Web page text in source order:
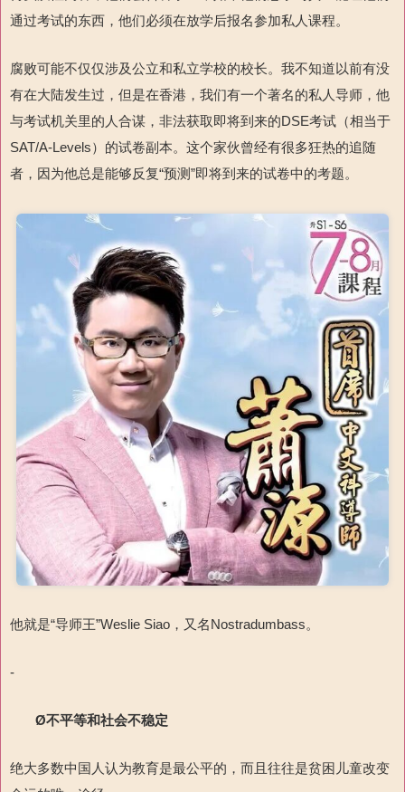
通过考试的东西，他们必须在放学后报名参加私人课程。
腐败可能不仅仅涉及公立和私立学校的校长。我不知道以前有没
有在大陆发生过，但是在香港，我们有一个著名的私人导师，他
与考试机关里的人合谋，非法获取即将到来的DSE考试（相当于
SAT/A-Levels）的试卷副本。这个家伙曾经有很多狂热的追随
者，因为他总是能够反复“预测”即将到来的试卷中的考题。
他就是“导师王”Weslie Siao，又名Nostradumbass。
-
Ø不平等和社会不稳定
绝大多数中国人认为教育是最公平的，而且往往是贫困儿童改变